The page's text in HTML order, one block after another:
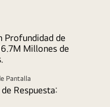
Profundidad de
Millones de
Pantalla
Respuesta: